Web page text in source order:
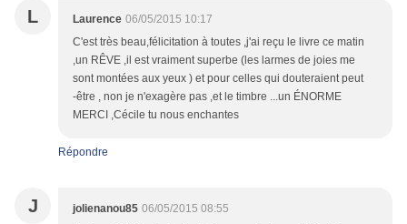
L Laurence 06/05/2015 10:17
C'est très beau,félicitation à toutes ,j'ai reçu le livre ce matin
,un RÊVE ,il est vraiment superbe (les larmes de joies me
sont montées aux yeux ) et pour celles qui douteraient peut
-être , non je n'exagère pas ,et le timbre ...un ÉNORME
MERCI ,Cécile tu nous enchantes
Répondre
J jolienanou85 06/05/2015 08:55